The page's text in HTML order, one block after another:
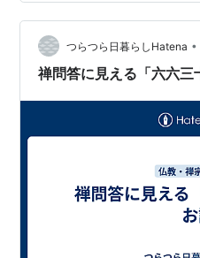
の一門云く、松に藤懸る、
ずして一枝なむど云へる天
『立正観鈔（法華止観同異
本のみ伝わる 引用文の最初
つらつら日暮らしHatena •
禅問答に見える「六六三